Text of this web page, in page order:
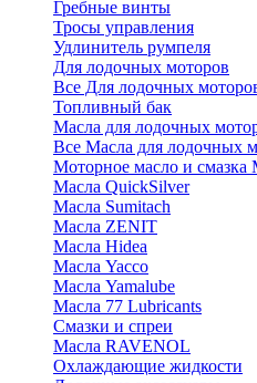
Гребные винты
Тросы управления
Удлинитель румпеля
Для лодочных моторов
Все Для лодочных
Топливный бак
Масла для лодочных
Все Масла для лодочных
Моторное масло и смазка
Масла QuickSilver
Масла Sumitach
Масла ZENIT
Масла Hidea
Масла Yacco
Масла Yamalube
Масла 77 Lubricants
Смазки и спреи
Масла RAVENOL
Охлаждающие жидкости